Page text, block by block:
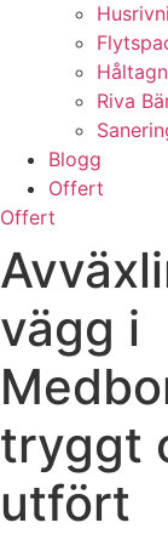
Riva
Blogg
Offert
Offert
vägg i
tryggt
utfört